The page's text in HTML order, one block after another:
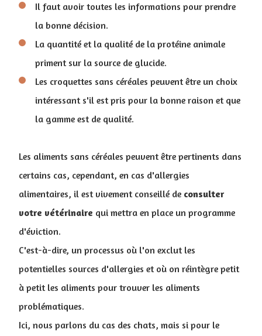
Il faut avoir toutes les informations pour prendre
la bonne décision.
La quantité et la qualité de la protéine animale
priment sur la source de glucide.
Les croquettes sans céréales peuvent être un choix
intéressant s'il est pris pour la bonne raison et que
la gamme est de qualité.
Les aliments sans céréales peuvent être pertinents dans
certains cas, cependant, en cas d'allergies
alimentaires, il est vivement conseillé de consulter
votre vétérinaire qui mettra en place un programme
d'éviction.
C'est-à-dire, un processus où l'on exclut les
potentielles sources d'allergies et où on réintègre petit
à petit les aliments pour trouver les aliments
problématiques.
Ici, nous parlons du cas des chats, mais si pour le